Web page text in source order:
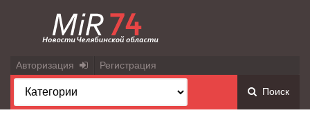
Авторизация Регистрация
Поиск